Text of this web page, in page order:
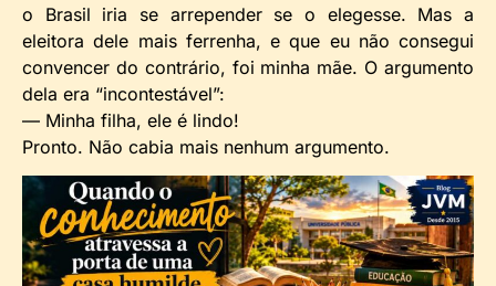
o Brasil iria se arrepender se o elegesse. Mas a
eleitora dele mais ferrenha, e que eu não consegui
convencer do contrário, foi minha mãe. O argumento
dela era “incontestável”:
— Minha filha, ele é lindo!
Pronto. Não cabia mais nenhum argumento.